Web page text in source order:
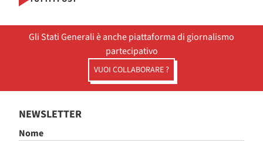
Gli Stati Generali è anche piattaforma di giornalismo
partecipativo
VUOI COLLABORARE ?
NEWSLETTER
Nome